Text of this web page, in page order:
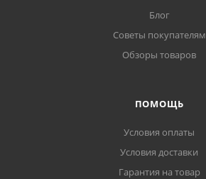
Блог
Советы покупателям
Обзоры товаров
ПОМОЩЬ
Условия оплаты
Условия доставки
Гарантия на товар